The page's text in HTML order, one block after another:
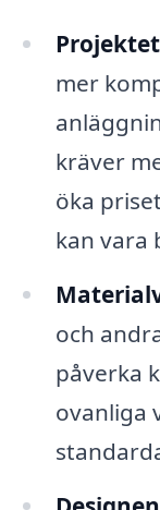
mer
kräver
öka
kan vara
och
påverka
ovanliga